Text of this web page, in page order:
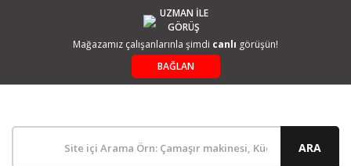
UZMAN İLE
GÖRÜŞ
Mağazamız çalışanlarınla şimdi canlı görüşün!
BAĞLAN
ARA